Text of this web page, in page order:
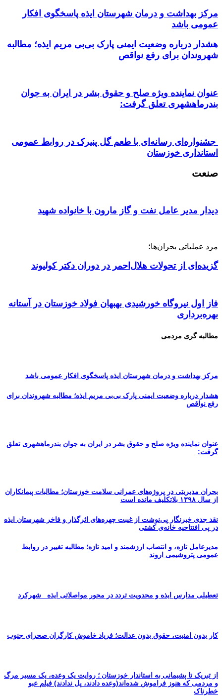
مرکز بهداشت و درمان شهرستان ایذه پاسخگوی افکار
عمومی باشد
هشدار درباره وضعیت ایمنی پارک بی‌بی مریم ایذه؛ مطالبه
شهروندان برای رفع نواقص
عنوان نماینده ویژه صلح و حقوق بشر در ایران به جوان
بندرماهشهری تعلق گرفت:
جشنواره‌ای رسانه‌ای با طعم گل پنیرک در روابط عمومی
استانداری خوزستان
صنعت
دیدار مدیر عامل نفت و گاز مارون با خانواده شهید
مرد عملیاتی بحران‌ها؛
گزیده‌ای از تحولات هلال‌احمر در دوران دکتر کولیوند
فاز اول نیروگاه خورشیدی بهبهان فولاد خوزستان در آستانه
بهره‌برداری
مطالبه گری مردمی
مرکز بهداشت و درمان شهرستان ایذه پاسخگوی افکار عمومی باشد
هشدار درباره وضعیت ایمنی پارک بی‌بی مریم ایذه؛ مطالبه شهروندان برای
رفع نواقص
عنوان نماینده ویژه صلح و حقوق بشر در ایران به جوان بندرماهشهری تعلق
گرفت:
بحران مدیریتی در پروژه‌های عمرانی سلامت خوزستان؛ مطالبات پیمانکاران
از سال ۱۳۹۸ بلاتکلیف مانده است
نقد جدی خبرنگار پی‌نوشت از غیبت چهره‌های اثرگذار و فاخر شهرستان ایذه
در پی افتتاحیه خانه‌ی کشتی
مدیرعامل تازه، و انتصاب ارزشمند و امید تازه؛ مطالبه تغییر در روابط
عمومی پتروشیمی اروند
تعطیلی مدارس ایذه و محدویت تردد در محور مواصلاتی ایذه _شهرکرد
کار بدون امنیت، حقوق بدون عدالت؛ فریاد خاموش کارگران صحرای جنوب
از تبریک تا پشیمانی به استاندار خوزستان ؛ روایت یک وعده، یک مسیر مرگ
و مردمی که هنوز فراموش شده‌اند(وعده دادند، پل ندادند) فیلم عبو
خطرناک